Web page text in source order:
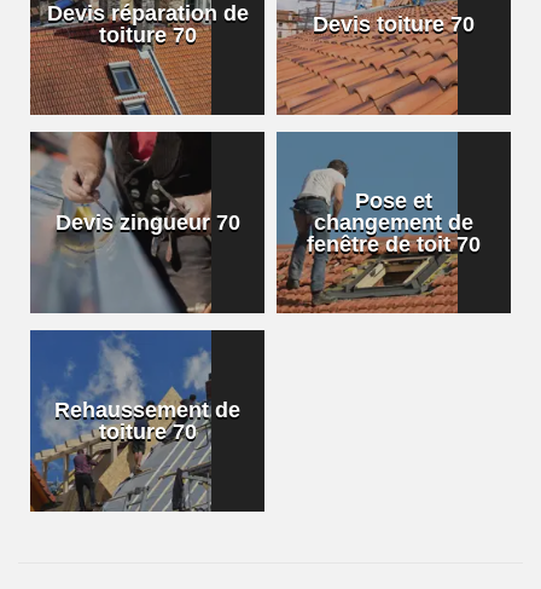
Devis réparation de
toiture 70
Devis toiture 70
Devis zingueur 70
Pose et
changement de
fenêtre de toit 70
Rehaussement de
toiture 70